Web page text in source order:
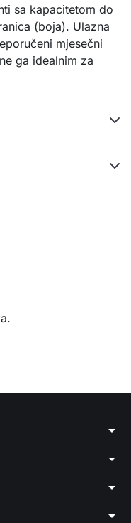
sa kapacitetom do
(boja). Ulazna
mjesečni
ga idealnim za
arrow_drop_down
arrow_drop_down
arrow_drop_down
arrow_drop_down